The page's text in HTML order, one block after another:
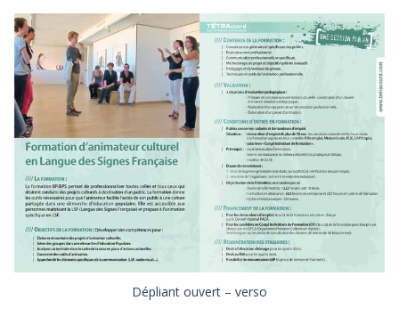
Dépliant ouvert – verso